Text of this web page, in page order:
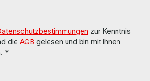
zur Kenntnis
die AGB gelesen und bin mit ihnen
*